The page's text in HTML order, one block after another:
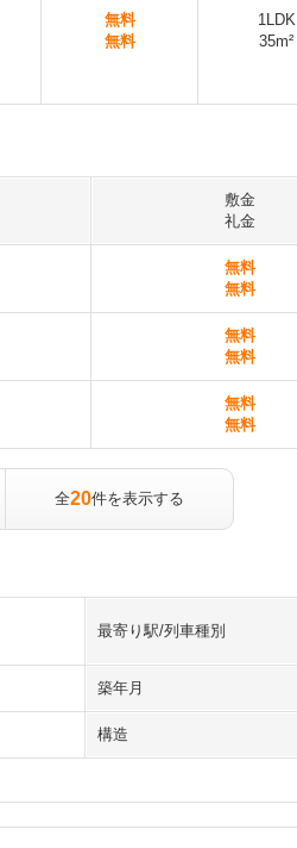
無料
無料
1LDK
35m²
敷金
礼金
無料
無料
無料
無料
無料
無料
全20件を表示する
最寄り駅/列車種別
築年月
構造